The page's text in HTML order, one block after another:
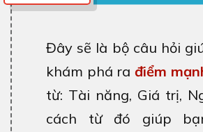
Đây sẽ là bộ câu hỏi
khám phá ra điểm
từ: Tài năng, Giá trị,
cách từ đó giúp